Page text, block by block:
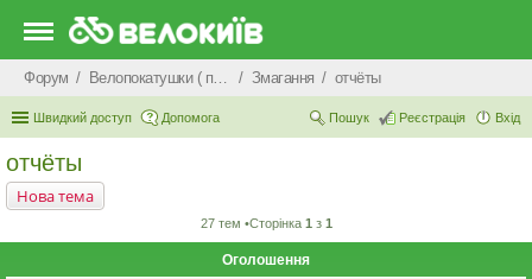
Форум Велопокатушки ( покатеньки), велопоходи, туризм. Змагання отчёты
Швидкий доступ Допомога Вхід
Реєстрація
Пошук
отчёты
Нова тема
27 тем •Сторінка 1 з 1
Оголошення